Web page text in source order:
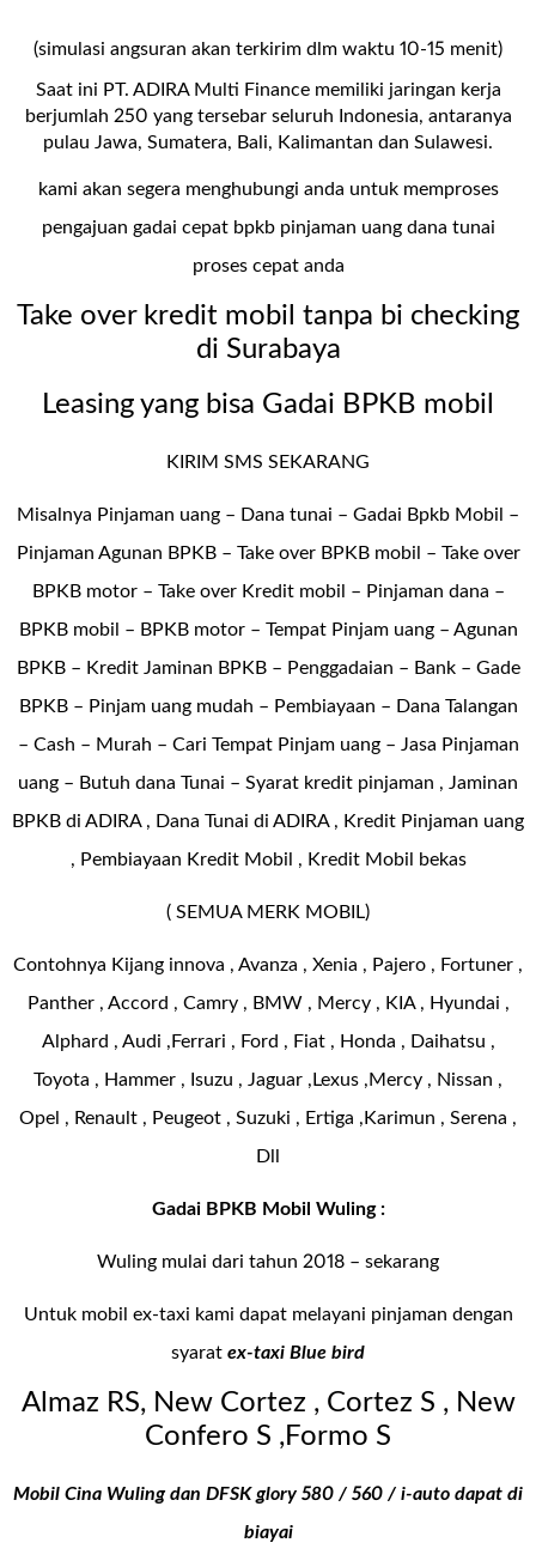
(simulasi angsuran akan terkirim dlm waktu 10-15 menit)
Saat ini PT. ADIRA Multi Finance memiliki jaringan kerja
berjumlah 250 yang tersebar seluruh Indonesia, antaranya
pulau Jawa, Sumatera, Bali, Kalimantan dan Sulawesi.
kami akan segera menghubungi anda untuk memproses
pengajuan gadai cepat bpkb pinjaman uang dana tunai
proses cepat anda
Take over kredit mobil tanpa bi checking
di Surabaya
Leasing yang bisa Gadai BPKB mobil
KIRIM SMS SEKARANG
Misalnya Pinjaman uang – Dana tunai – Gadai Bpkb Mobil
–
Pinjaman Agunan BPKB – Take over BPKB mobil – Take over
BPKB motor – Take over Kredit mobil – Pinjaman dana –
BPKB mobil – BPKB motor – Tempat Pinjam uang – Agunan
BPKB – Kredit Jaminan BPKB – Penggadaian – Bank – Gade
BPKB – Pinjam uang mudah – Pembiayaan – Dana Talangan
– Cash – Murah – Cari Tempat Pinjam uang – Jasa Pinjaman
uang – Butuh dana Tunai – Syarat kredit pinjaman , Jaminan
BPKB di ADIRA , Dana Tunai di ADIRA , Kredit Pinjaman uang
, Pembiayaan Kredit Mobil , Kredit Mobil bekas
( SEMUA MERK MOBIL)
Contohnya Kijang innova , Avanza , Xenia , Pajero , Fortuner ,
Panther , Accord , Camry , BMW , Mercy , KIA , Hyundai ,
Alphard , Audi ,Ferrari , Ford , Fiat , Honda , Daihatsu ,
Toyota , Hammer , Isuzu , Jaguar ,Lexus ,Mercy , Nissan ,
Opel , Renault , Peugeot , Suzuki , Ertiga ,Karimun , Serena ,
Dll
Gadai BPKB Mobil Wuling :
Wuling mulai dari tahun 2018 – sekarang
Untuk mobil ex-taxi kami dapat melayani pinjaman dengan
syarat ex-taxi Blue bird
Almaz RS, New Cortez , Cortez S , New
Confero S ,Formo S
Mobil Cina Wuling dan DFSK glory 580 / 560 / i-auto dapat di
biayai